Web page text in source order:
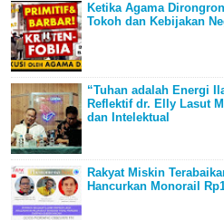
Ketika Agama
Tokoh dan Kebijakan
“Tuhan adalah Energi
Reflektif dr. Elly Lasut
dan Intelektual
Rakyat Miskin
Hancurkan Monorail